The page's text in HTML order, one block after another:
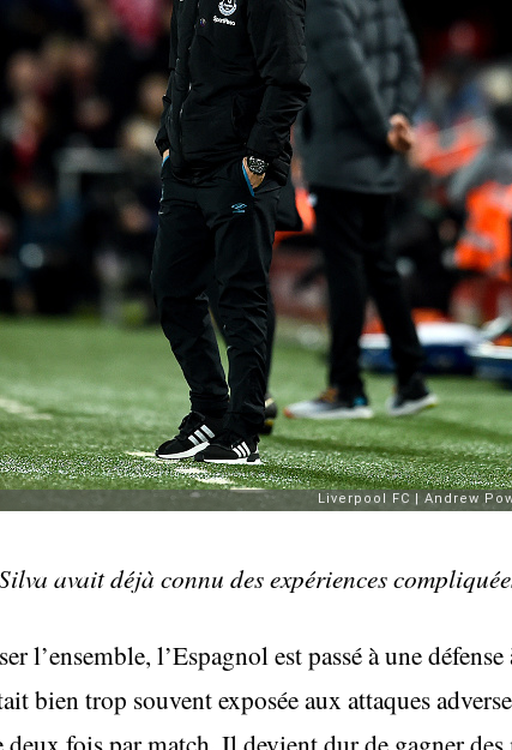
avait déjà connu des expériences
l’ensemble, l’Espagnol est passé à une
bien trop souvent exposée aux attaques
fois par match. Il devient dur de gagner des